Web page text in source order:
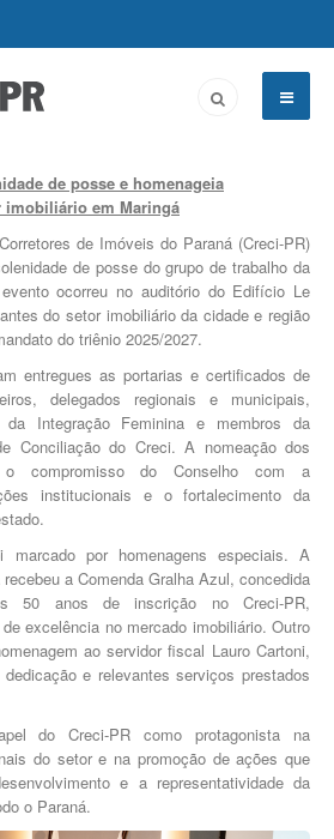
de posse e homenageia
imobiliário em Maringá
de Imóveis do Paraná (Creci-PR)
de posse do grupo de trabalho da
ocorreu no auditório do Edifício Le
do setor imobiliário da cidade e região
do triênio 2025/2027.
entregues as portarias e certificados de
delegados regionais e municipais,
da Integração Feminina e membros da
Conciliação do Creci. A nomeação dos
o compromisso do Conselho com a
institucionais e o fortalecimento da
marcado por homenagens especiais. A
a Comenda Gralha Azul, concedida
50 anos de inscrição no Creci-PR,
excelência no mercado imobiliário. Outro
ao servidor fiscal Lauro Cartoni,
e relevantes serviços prestados
do Creci-PR como protagonista na
do setor e na promoção de ações que
e a representatividade da
o Paraná.